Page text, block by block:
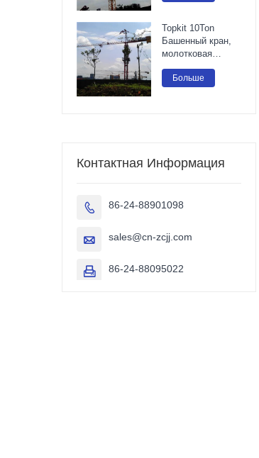
Topkit 10Ton
Башенный кран,
молотковая
головка
Больше
Контактная Информация
 86-24-88901098
 sales@cn-zcjj.com
 86-24-88095022